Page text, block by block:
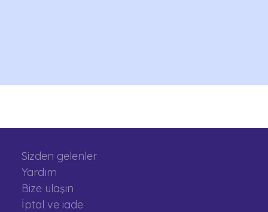
Sizden gelenler
Yardım
Bize ulaşın
İptal ve iade